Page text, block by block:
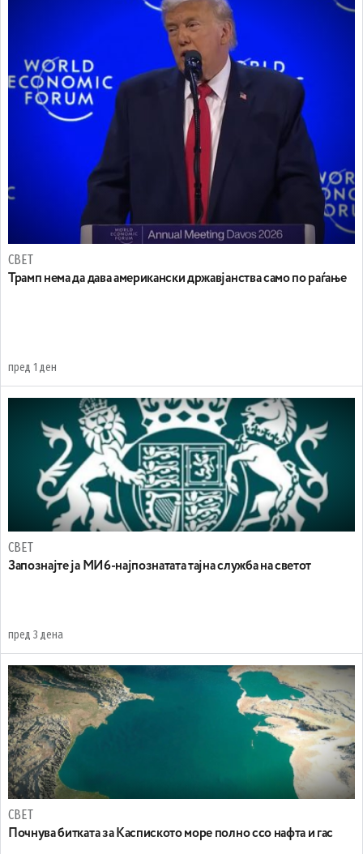
СВЕТ
Трамп нема да дава американски државјанства само по раѓање
пред 1 ден
СВЕТ
Запознајте ја МИ6-најпознатата тајна служба на светот
пред 3 дена
СВЕТ
Почнува битката за Каспиското море полно ссо нафта и гас